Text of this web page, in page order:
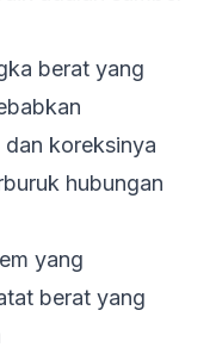
berat yang
koreksinya
hubungan
yang
berat yang